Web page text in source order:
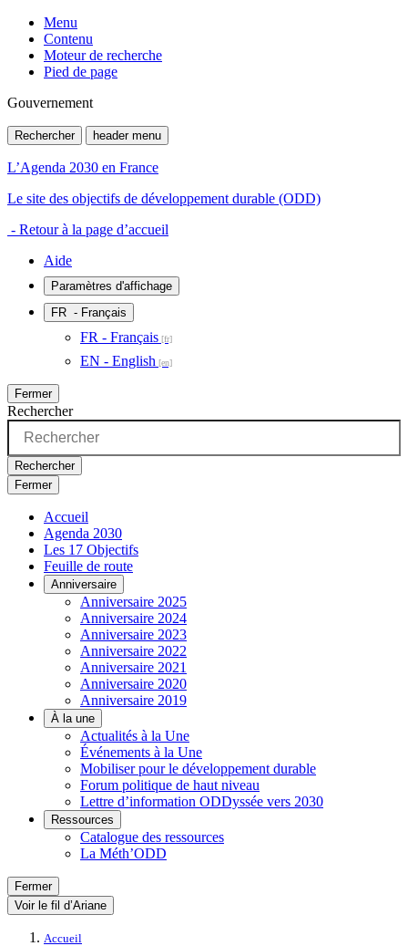
Menu
Contenu
Moteur de recherche
Pied de page
Gouvernement
Rechercher header menu
L’Agenda 2030 en France
Le site des objectifs de développement durable (ODD)
- Retour à la page d’accueil
Aide
Paramètres d'affichage
FR - Français
FR - Français
EN - English
Fermer
Rechercher
Rechercher
Fermer
Accueil
Agenda 2030
Les 17 Objectifs
Feuille de route
Anniversaire
Anniversaire 2025
Anniversaire 2024
Anniversaire 2023
Anniversaire 2022
Anniversaire 2021
Anniversaire 2020
Anniversaire 2019
À la une
Actualités à la Une
Événements à la Une
Mobiliser pour le développement durable
Forum politique de haut niveau
Lettre d’information ODDyssée vers 2030
Ressources
Catalogue des ressources
La Méth’ODD
Fermer
Voir le fil d’Ariane
Accueil